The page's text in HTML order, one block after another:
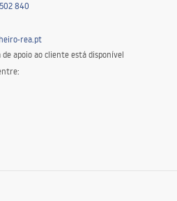
840
rea.pt
de apoio ao cliente está disponível